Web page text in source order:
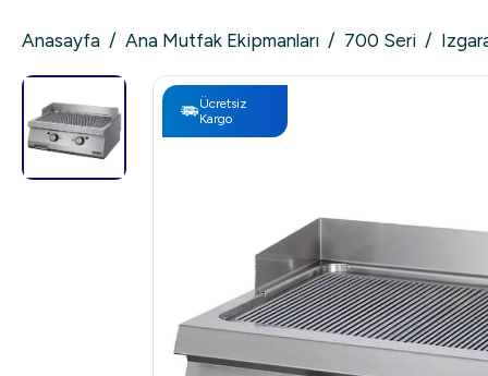
Anasayfa / Ana Mutfak Ekipmanları / 700 Seri /
Ücretsiz
Kargo